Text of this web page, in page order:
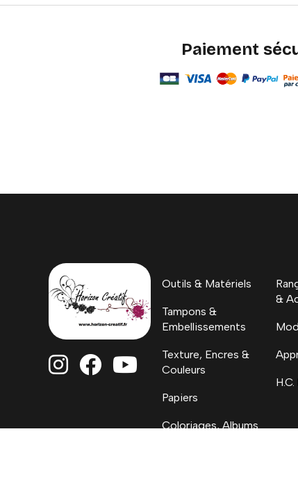
Paiement
  
Outils & Matériels
Tampons &
Embellissements
Texture, Encres &
Couleurs
Papiers
Coloriages, Albums
&